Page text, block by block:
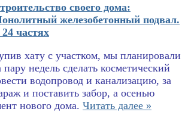
своего дома:
железобетонный подвал.
частях
хату с участком, мы планировали
пару недель сделать косметический
водопровод и канализацию, за
и поставить забор, а осенью
нового дома. Читать далее »